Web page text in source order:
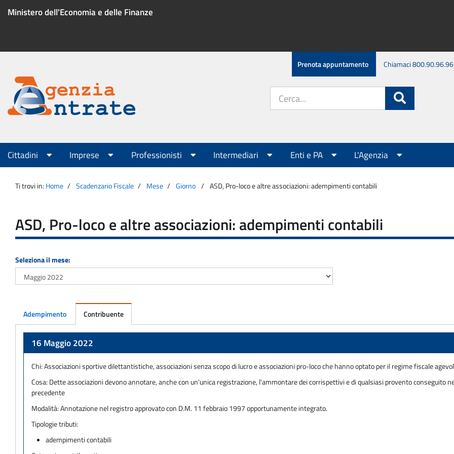
Ministero dell'Economia e delle Finanze
Menu
servizio
Prenota appuntamento Chiamaci 800.90.96.96
Agenzia
Entrate
sito:
Menu
principale
Cittadini Imprese Professionisti Intermediari Enti e PA L'Agenzia
Ti trovi in: Home Scadenzario Fiscale Mese Giorno ASD, Pro-loco e altre associazioni: adempimenti contabili
ASD, Pro-loco e altre associazioni: adempimenti contabili
Seleziona il mese:
Adempimento Contribuente
16 Maggio 2022
Chi:Associazioni sportive dilettantistiche, associazioni senza scopo di lucro e associazioni pro-loco che hanno optato per il regime fiscale
Cosa: Dette associazioni devono annotare, anche con un'unica registrazione, l'ammontare dei corrispettivi e di qualsiasi provento
precedente
Modalità:Annotazione nel registro approvato con D.M. 11 febbraio 1997 opportunamente integrato.
Tipologie tributi:
adempimenti contabili